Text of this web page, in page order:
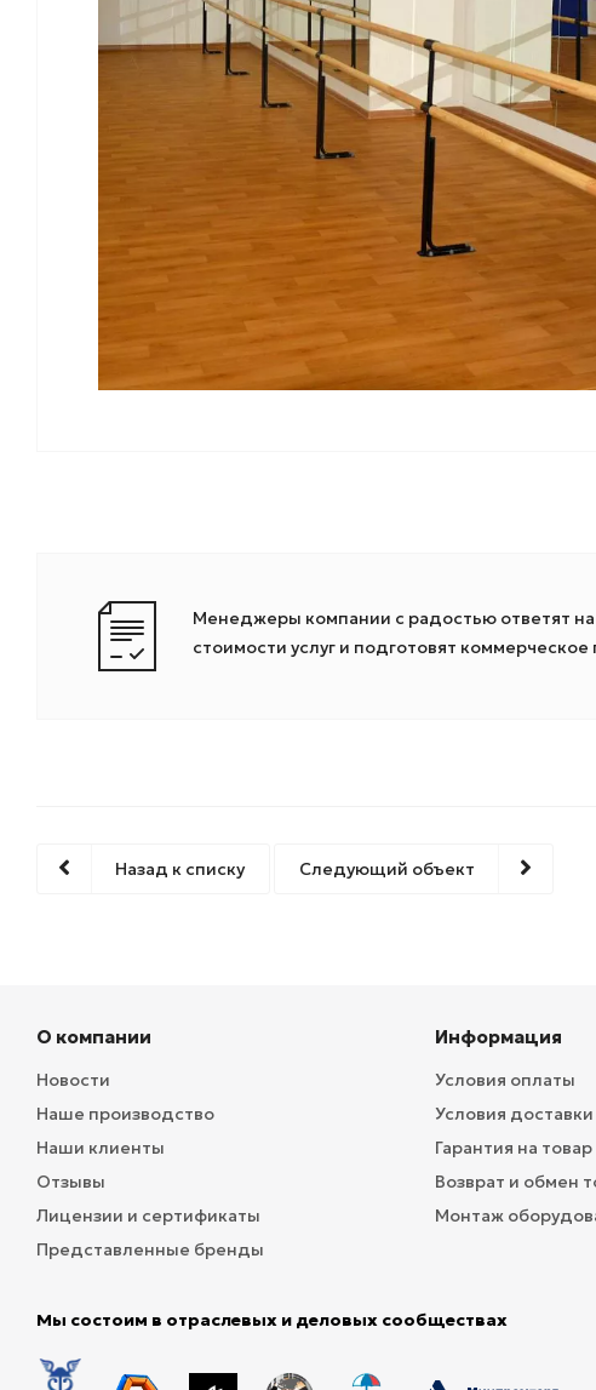
Менеджеры компании с радостью ответят
стоимости услуг и подготовят
Назад к списку Следующий объект
О компании
Новости
Наше производство
Наши клиенты
Отзывы
Лицензии и сертификаты
Представленные бренды
Информация
Условия оплаты
Условия доставки
Гарантия на товар
Возврат и обмен
Монтаж
Мы состоим в отраслевых и деловых сообществах